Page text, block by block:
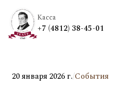
Касса
+7 (4812) 38-45-01
20 января 2026 г./События